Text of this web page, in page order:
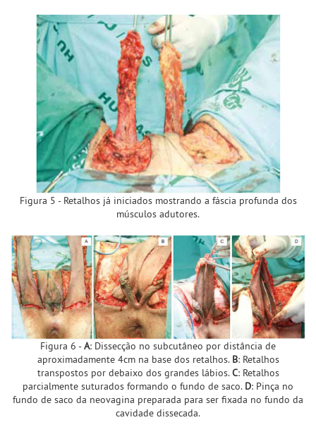
Figura 5 - Retalhos já iniciados mostrando a fáscia profunda dos
músculos adutores.
Figura 6 -A: Dissecção no subcutâneo por distância de
aproximadamente 4cm na base dos retalhos. B: Retalhos
transpostos por debaixo dos grandes lábios.C: Retalhos
parcialmente suturados formando o fundo de saco. D: Pinça no
fundo de saco da neovagina preparada para ser fixada no fundo da
cavidade dissecada.